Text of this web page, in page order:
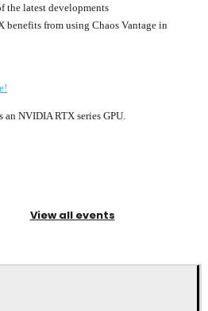
the latest developments
benefits from using Chaos Vantage in
an NVIDIA RTX series GPU.
View all events